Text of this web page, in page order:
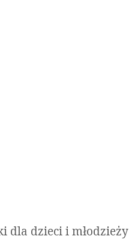
dla dzieci i młodzieży